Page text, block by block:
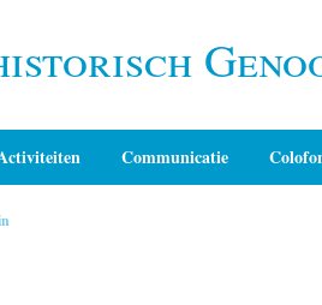
Communicatie